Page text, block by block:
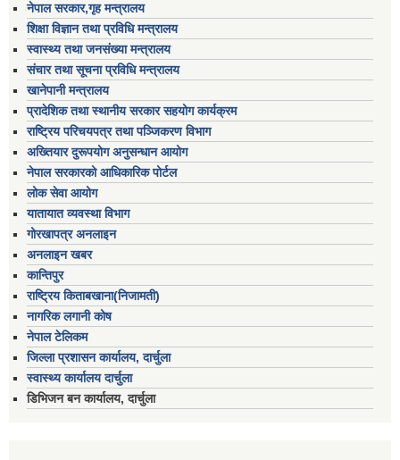
नेपाल सरकार,गृह मन्त्रालय
शिक्षा विज्ञान तथा प्रविधि मन्त्रालय
स्वास्थ्य तथा जनसंख्या मन्त्रालय
संचार तथा सूचना प्रविधि मन्त्रालय
खानेपानी मन्त्रालय
प्रादेशिक तथा स्थानीय सरकार सहयोग कार्यक्रम
राष्ट्रिय परिचयपत्र तथा पञ्जिकरण विभाग
अख्तियार दुरूपयोग अनुसन्धान आयोग
नेपाल सरकारको आधिकारिक पोर्टल
लोक सेवा आयोग
यातायात व्यवस्था विभाग
गोरखापत्र अनलाइन
अनलाइन खबर
कान्तिपुर
राष्ट्रिय किताबखाना(निजामती)
नागरिक लगानी कोष
नेपाल टेलिकम
जिल्ला प्रशासन कार्यालय, दार्चुला
स्वास्थ्य कार्यालय दार्चुला
डिभिजन बन कार्यालय, दार्चुला